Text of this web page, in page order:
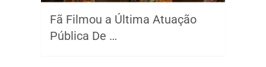
Fã Filmou a Última Atuação
Pública De …